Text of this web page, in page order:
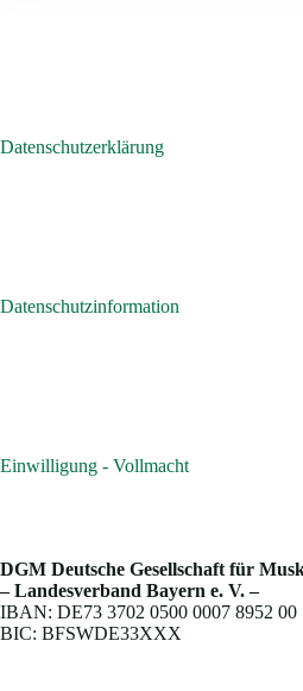
Datenschutzerklärung
Datenschutzinformation
Einwilligung - Vollmacht
DGM Deutsche Gesellschaft für
– Landesverband Bayern e. V. –
IBAN: DE73 3702 0500 0007 8952 00
BIC: BFSWDE33XXX